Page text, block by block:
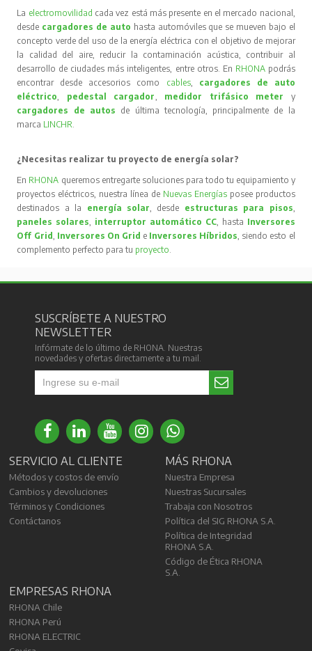
La electromovilidad cada vez está más presente en el mercado nacional,
desde cargadores de auto hasta automóviles que se mueven bajo el
concepto verde del uso de la energía eléctrica con el objetivo de mejorar
la calidad del aire, reducir la contaminación acústica, contribuir al
desarrollo de ciudades más inteligentes, entre otros. En RHONA podrás
encontrar desde accesorios como cables, cargadores de auto
eléctrico, pedestal cargador, medidor trifásico meter
y
cargadores de autos de última tecnología, principalmente de la
marca LINCHR.
¿Necesitas realizar tu proyecto de energía solar?
En RHONA queremos entregarte soluciones para todo tu equipamiento y
proyectos eléctricos, nuestra línea de Nuevas Energíasposee productos
destinados a la energía solar, desde estructuras para pisos,
paneles solares, interruptor automático CC, hasta Inversores
Off Grid, Inversores On Grid e Inversores Híbridos, siendo esto el
complemento perfecto para tu proyecto.
SUSCRÍBETE A NUESTRO
NEWSLETTER
Infórmate de lo último de RHONA. Nuestras
novedades y ofertas directamente a tu mail.
SERVICIO AL CLIENTE
Métodos y costos de envío
Cambios y devoluciones
Términos y Condiciones
Contáctanos
MÁS RHONA
Nuestra Empresa
Nuestras Sucursales
Trabaja con Nosotros
Política del SIG RHONA S.A.
Política de Integridad
RHONA S.A.
Código de Ética RHONA
S.A.
EMPRESAS RHONA
RHONA Chile
RHONA Perú
RHONA ELECTRIC